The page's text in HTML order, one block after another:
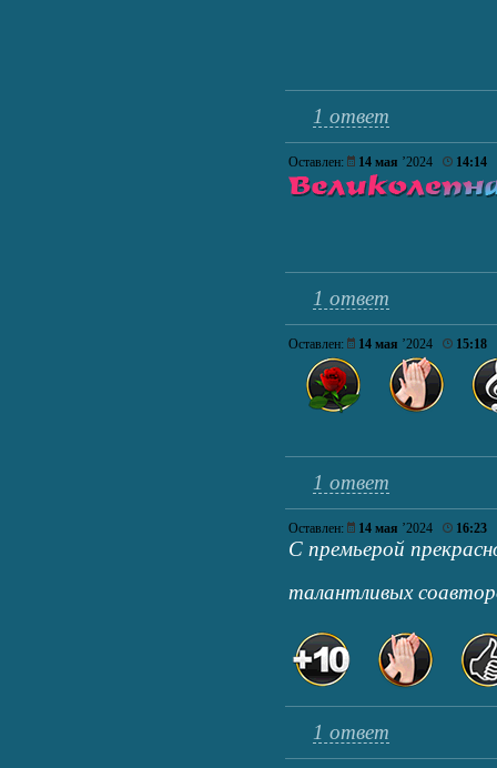
1 ответ
Оставлен: 14 мая ’2024 14:14
1 ответ
Оставлен: 14 мая ’2024 15:18
1 ответ
Оставлен: 14 мая ’2024 16:23
С премьерой
талантливых
1 ответ